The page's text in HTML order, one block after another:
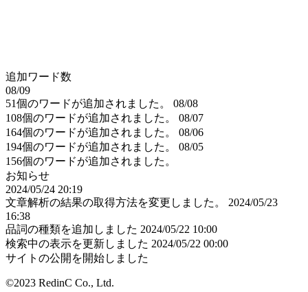
追加ワード数
08/09
51個のワードが追加されました。
08/08
108個のワードが追加されました。
08/07
164個のワードが追加されました。
08/06
194個のワードが追加されました。
08/05
156個のワードが追加されました。
お知らせ
2024/05/24 20:19
文章解析の結果の取得方法を変更しました。
2024/05/23
16:38
品詞の種類を追加しました 2024/05/22 10:00
検索中の表示を更新しました 2024/05/22 00:00
サイトの公開を開始しました
©2023 RedinC Co., Ltd.